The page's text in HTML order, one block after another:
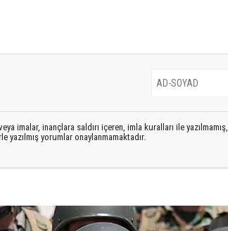
imalar, inançlara saldırı içeren, imla kuralları ile yazılmamış,
yazılmış yorumlar onaylanmamaktadır.